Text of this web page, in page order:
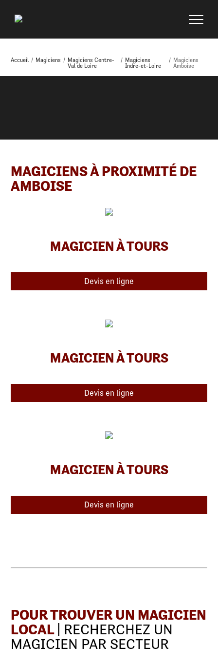
Accueil / Magiciens / Magiciens Centre-
Val de Loire
/ Magiciens
Indre-et-Loire
/ Magiciens
Amboise
MAGICIENS À PROXIMITÉ DE
AMBOISE
MAGICIEN À TOURS
Devis en ligne
MAGICIEN À TOURS
Devis en ligne
MAGICIEN À TOURS
Devis en ligne
POUR TROUVER UN MAGICIEN
LOCAL | RECHERCHEZ UN
MAGICIEN PAR SECTEUR